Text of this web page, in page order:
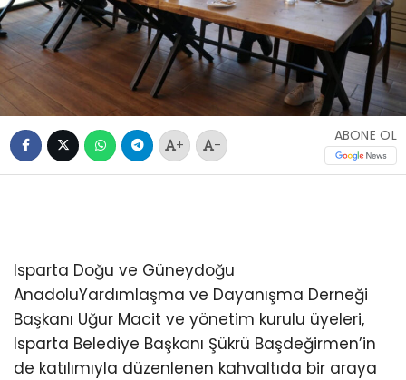
+ -
ABONE OL
Isparta Doğu ve Güneydoğu
AnadoluYardımlaşma ve Dayanışma Derneği
Başkanı Uğur Macit ve yönetim kurulu üyeleri,
Isparta Belediye Başkanı Şükrü Başdeğirmen’in
de katılımıyla düzenlenen kahvaltıda bir araya